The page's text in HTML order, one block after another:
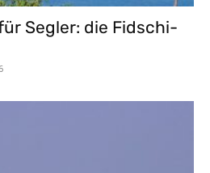
Segler: die Fidschi-